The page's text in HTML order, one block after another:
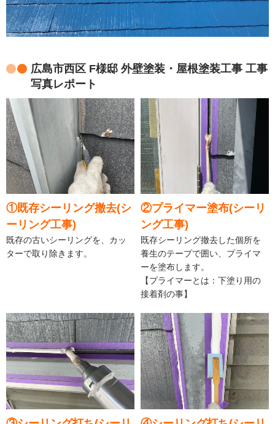
広島市西区 F様邸 外壁塗装・屋根塗装工事 工事
写真レポート
①既存シーリング撤去(シ
ーリング工事)
既存の古いシーリングを、カッ
ターで取り除きます。
②プライマー塗布(シーリ
ング工事)
既存シーリング撤去した個所を
養生のテープで囲い、プライマ
ーを塗布します。
【プライマーとは：下塗り用の
接着剤の事】